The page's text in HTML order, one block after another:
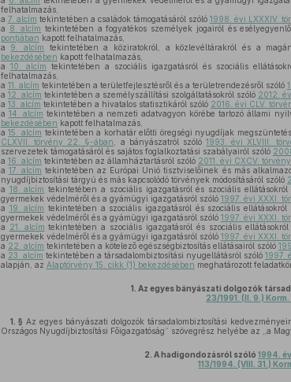
felhatalmazás,
a 7. alcím tekintetében a családok támogatásáról szóló 1998. évi LXXXIV.
a 8. alcím tekintetében a fogyatékos személyek jogairól és
pontjában kapott felhatalmazás,
a 9. alcím tekintetében a köziratokról, a közlevéltárakról és a
bekezdésében kapott felhatalmazás,
a 10. alcím tekintetében a szociális igazgatásról és szociális
felhatalmazás,
a 11. alcím tekintetében a területfejlesztésről és a területrendezésről szóló
a 12. alcím tekintetében a személyszállítási szolgáltatásokról szóló 2012.
a 13. alcím tekintetében a hivatalos statisztikáról szóló 2016. évi CLV.
a 14. alcím tekintetében a nemzeti adatvagyon körébe tartozó állami
bekezdésében kapott felhatalmazás,
a15. alcím tekintetében a korhatár előtti öregségi nyugdíjak
CLXVII. törvény 22. §-ában
, a bányászatról szóló1993. évi XLVIII.
szervezetek támogatásáról és sajátos foglalkoztatási szabályairól szóló
a 16. alcím tekintetében az államháztartásról szóló 2011. évi CXCV.
a 17. alcím tekintetében az Európai Unió tisztviselőinek és más
nyugdíjbiztosítási tárgyú és más kapcsolódó törvények módosításáról szóló
a 18. alcím tekintetében a szociális igazgatásról és szociális ellátásokról
gyermekek védelméről és a gyámügyi igazgatásról szóló 1997. évi XXXI.
a 19. alcím tekintetében a szociális igazgatásról és szociális ellátásokról
gyermekek védelméről és a gyámügyi igazgatásról szóló 1997. évi XXXI.
a 21. alcím tekintetében a szociális igazgatásról és szociális ellátásokról
gyermekek védelméről és a gyámügyi igazgatásról szóló 1997. évi XXXI.
a 22. alcím tekintetében a kötelező egészségbiztosítás ellátásairól szóló
a 23. alcím tekintetében a társadalombiztosítási nyugellátásról szóló 1997.
alapján, az Alaptörvény 15. cikk (1) bekezdésében meghatározott
1. Az egyes bányászati dolgozók
23/1991. (II. 9.)
1. § Az egyes bányászati dolgozók társadalombiztosítási
Országos Nyugdíjbiztosítási Főigazgatóság” szövegrész helyébe az „a
2. A hadigondozásról szóló1994.
113/1994. (VIII. 31.)